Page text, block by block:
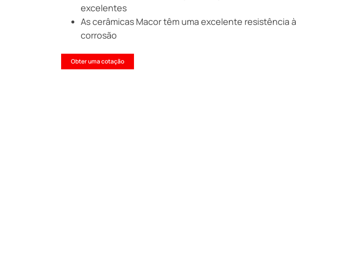
excelentes
As cerâmicas Macor têm uma excelente resistência à
corrosão
Obter uma cotação